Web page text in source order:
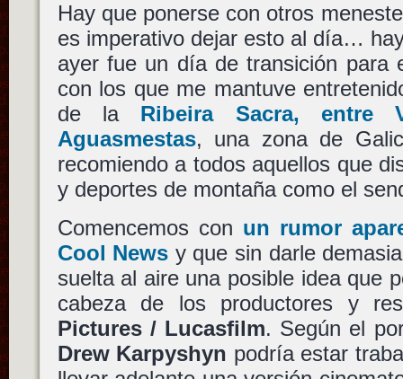
Hay que ponerse con otros
es imperativo dejar esto al día…
ayer fue un día de transición para
con los que me mantuve
de la Ribeira Sacra,
Aguasmestas, una zona de
recomiendo a todos aquellos que
y deportes de montaña como el
Comencemos con un rumor
Cool News y que sin darle
suelta al aire una posible idea que
cabeza de los productores y
Pictures / Lucasfilm. Según el
Drew Karpyshyn podría estar